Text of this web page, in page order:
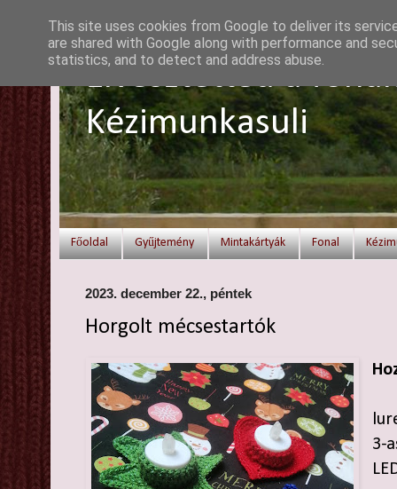
Elvesztetted a
Kézimunkasuli
Főoldal Gyűjtemény Mintakártyák Fonal
2023. december 22., péntek
Horgolt mécsestartók
3-
This site uses cookies from Google to deliver its
are shared with Google along with performance and
statistics, and to detect and address abuse.